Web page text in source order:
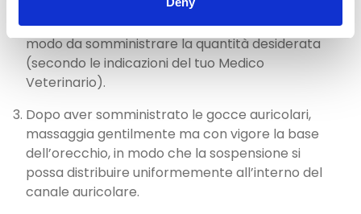
fino alla sua base all’interno del canale
auricolare. Schiaccia delicatamente il flacone in
modo da somministrare la quantità desiderata
(secondo le indicazioni del tuo Medico
Veterinario).
Dopo aver somministrato le gocce auricolari,
massaggia gentilmente ma con vigore la base
dell’orecchio, in modo che la sospensione si
possa distribuire uniformemente all’interno del
canale auricolare.